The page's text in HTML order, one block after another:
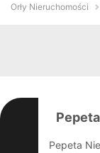
Orły Nieruchomości
Pepeta